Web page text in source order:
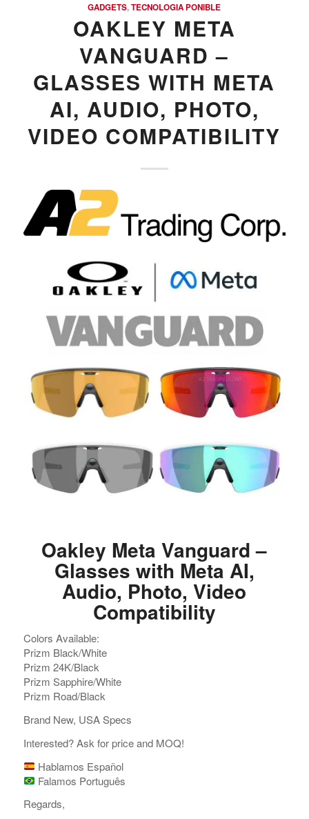
GADGETS,TECNOLOGIA PONIBLE
OAKLEY META
VANGUARD –
GLASSES WITH META
AI, AUDIO, PHOTO,
VIDEO COMPATIBILITY
Oakley Meta Vanguard –
Glasses with Meta AI,
Audio, Photo, Video
Compatibility
Colors Available:
Prizm Black/White
Prizm 24K/Black
Prizm Sapphire/White
Prizm Road/Black
Brand New, USA Specs
Interested? Ask for price and MOQ!
Hablamos Español
Falamos Português
Regards,